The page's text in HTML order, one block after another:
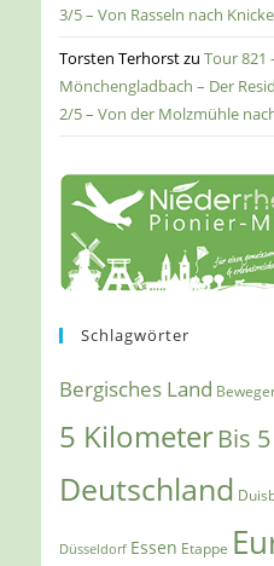
3/5 – Von Rasseln nach
Torsten TerhorstzuTour 821
Mönchengladbach – Der
2/5 – Von der Molzmühle
Schlagwörter
Bergisches Land
5 KilometerBis
Deutschland
Düsseldorf Essen Etappe